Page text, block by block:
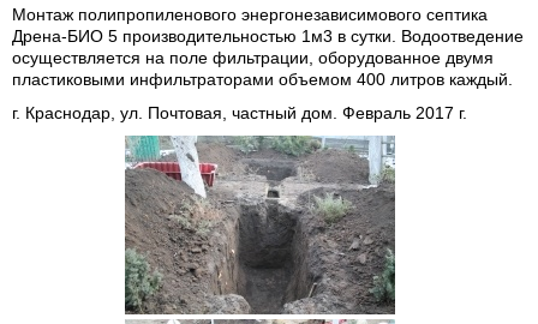
Монтаж полипропиленового энергонезависимового септика
Дрена-БИО 5 производительностью 1м3 в сутки. Водоотведение
осуществляется на поле фильтрации, оборудованное двумя
пластиковыми инфильтраторами объемом 400 литров каждый.
г. Краснодар, ул. Почтовая, частный дом. Февраль 2017 г.